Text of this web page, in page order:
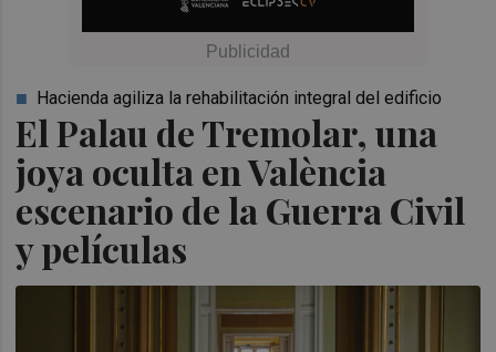
El Palau de Tremolar, una
joya oculta en València
escenario de la Guerra Civil
y películas
Hacienda agiliza la rehabilitación integral del edificio